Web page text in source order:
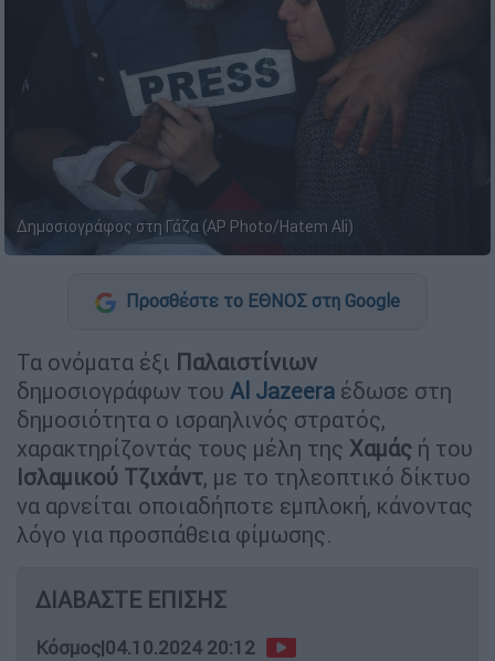
Δημοσιογράφος στη Γάζα (AP Photo/Hatem Ali)
Προσθέστε το ΕΘΝΟΣ στη Google
Τα ονόματα έξι Παλαιστίνιων
δημοσιογράφων του Al Jazeera έδωσε στη
δημοσιότητα ο ισραηλινός στρατός,
χαρακτηρίζοντάς τους μέλη της Χαμάς ή του
Ισλαμικού Τζιχάντ, με το τηλεοπτικό δίκτυο
να αρνείται οποιαδήποτε εμπλοκή, κάνοντας
λόγο για προσπάθεια φίμωσης.
ΔΙΑΒΑΣΤΕ ΕΠΙΣΗΣ
Κόσμος|04.10.2024 20:12